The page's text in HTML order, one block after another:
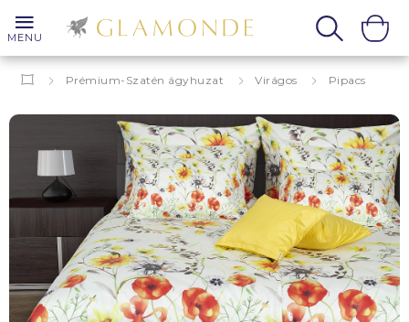
MENU
Prémium-Szatén ágyhuzat Virágos Pipacs
Mohn